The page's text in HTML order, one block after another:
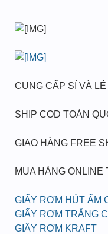
CUNG CẤP SỈ VÀ LẺ
SHIP COD TOÀN
GIAO HÀNG FREE
MUA HÀNG ONLINE
GIẤY RƠM HÚT ẨM
GIẤY RƠM TRẮNG
GIẤY RƠM KRAFT